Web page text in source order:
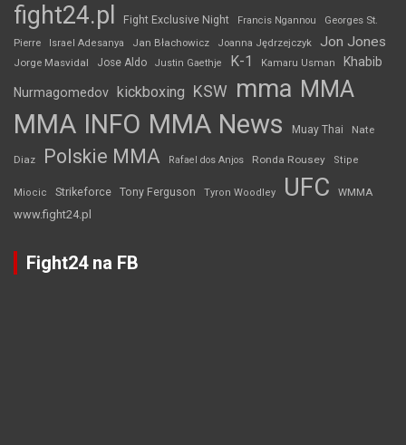
fight24.pl Fight Exclusive Night Francis Ngannou
Georges St.
Pierre
Israel Adesanya Jan Błachowicz Joanna Jędrzejczyk Jon Jones
Jorge Masvidal Jose Aldo Justin Gaethje K-1 Kamaru Usman Khabib
Nurmagomedov kickboxing KSW mma MMA
MMA INFO MMA News Muay Thai Nate
Diaz Polskie MMA Rafael dos Anjos Ronda Rousey Stipe
Miocic Strikeforce Tony Ferguson Tyron Woodley UFC WMMA
www.fight24.pl
Fight24 na FB